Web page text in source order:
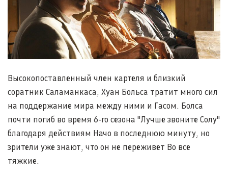
Высокопоставленный член картеля и близкий
соратник Саламанкаса, Хуан Больса тратит много сил
на поддержание мира между ними и Гасом. Болса
почти погиб во время 6-го сезона "Лучше звоните Солу"
благодаря действиям Начо в последнюю минуту, но
зрители уже знают, что он не переживет Во все
тяжкие.